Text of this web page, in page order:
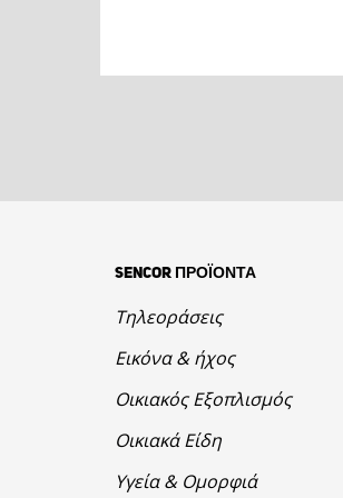
SENCOR ΠΡΟΪΟΝΤΑ
Τηλεοράσεις
Εικόνα & ήχος
Οικιακός Εξοπλισμός
Οικιακά Είδη
Υγεία & Ομορφιά